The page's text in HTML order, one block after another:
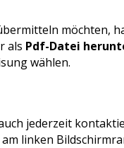
möchten,
als Pdf-Datei
wählen.
jederzeit
linken